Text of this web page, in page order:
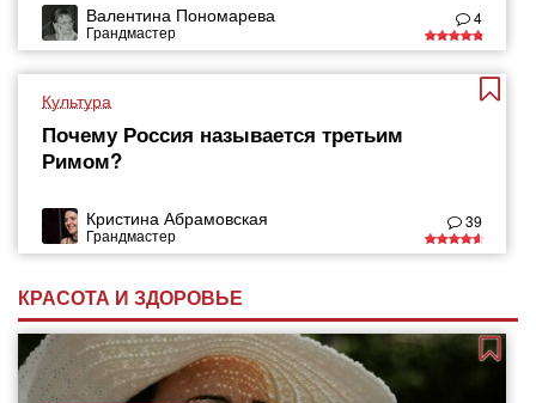
Валентина Пономарева
Грандмастер
4
Культура
Почему Россия называется третьим
Римом?
Кристина Абрамовская
Грандмастер
39
КРАСОТА И ЗДОРОВЬЕ